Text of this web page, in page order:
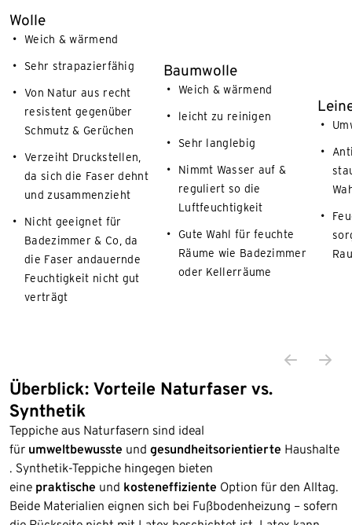
Wolle
Weich & wärmend
Sehr strapazierfähig
Von Natur aus recht
resistent gegenüber
Schmutz & Gerüchen
Verzeiht Druckstellen,
da sich die Faser dehnt
und zusammenzieht
Nicht geeignet für
Badezimmer & Co, da
die Faser andauernde
Feuchtigkeit nicht gut
verträgt
Baumwolle
Weich & wärmend
leicht zu reinigen
Sehr langlebig
Nimmt Wasser auf &
reguliert so die
Luftfeuchtigkeit
Gute Wahl für feuchte
Räume wie Badezimmer
oder Kellerräume
Überblick: Vorteile Naturfaser vs.
Synthetik
Teppiche aus Naturfasern sind ideal
für umweltbewusste und gesundheitsorientierte Haushalte
. Synthetik-Teppiche hingegen bieten
eine praktische und kosteneffiziente Option für den Alltag.
Beide Materialien eignen sich bei Fußbodenheizung – sofern